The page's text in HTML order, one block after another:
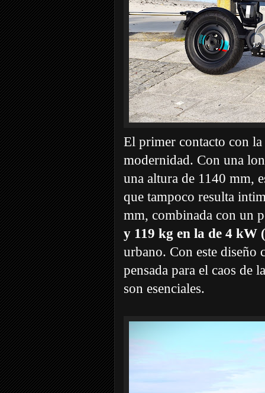
El primer contacto con
modernidad. Con una
una altura de 1140 mm,
que tampoco resulta
mm, combinada con un
y 119 kg en la de 4 kW
urbano. Con este diseño
pensada para el caos de
son esenciales.